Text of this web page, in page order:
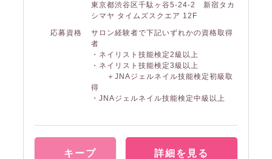
東京都渋谷区千駄ヶ谷5-24-2 新宿タカ
シマヤ タイムズスクエア 12F
応募資格
サロン経験者で下記いずれかの資格取得
者
・ネイリスト技能検定2級以上
・ネイリスト技能検定3級以上
＋JNAジェルネイル技能検定初級取
得
・JNAジェルネイル技能検定中級以上
キープ 詳細を見る